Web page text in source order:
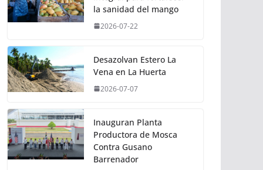
la sanidad del mango
2026-07-22
Desazolvan Estero La
Vena en La Huerta
2026-07-07
Inauguran Planta
Productora de Mosca
Contra Gusano
Barrenador